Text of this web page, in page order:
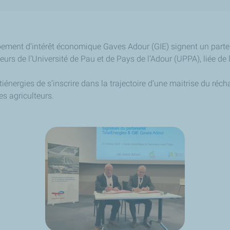
d’intérêt économique Gaves Adour (GIE) signent un
de l’Université de Pau et de Pays de l’Adour (UPPA), liée
de s’inscrire dans la trajectoire d’une maitrise du
agriculteurs.